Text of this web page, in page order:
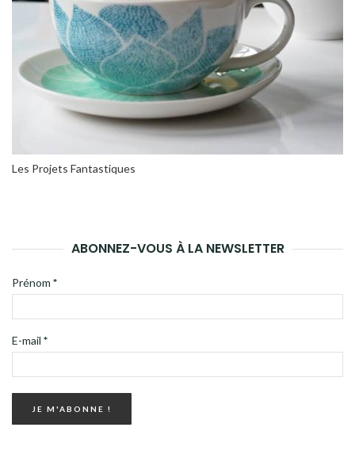
Les Projets Fantastiques
ABONNEZ-VOUS À LA NEWSLETTER
Prénom *
E-mail *